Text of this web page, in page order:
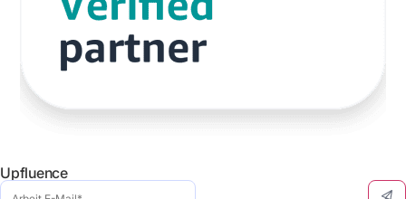
Upfluence
E-